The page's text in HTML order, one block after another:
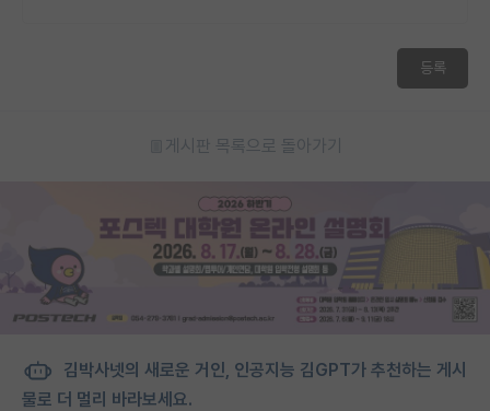
등록
게시판 목록으로 돌아가기
김박사넷의 새로운 거인, 인공지능 김GPT가 추천하는 게시
물로 더 멀리 바라보세요.